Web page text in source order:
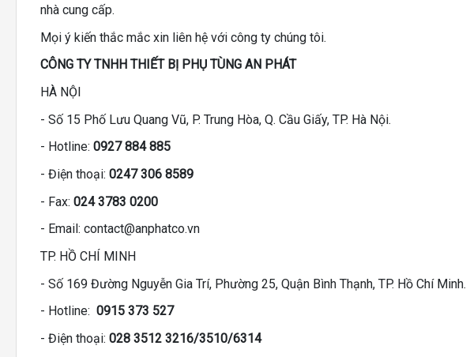
nhà cung cấp.
Mọi ý kiến thắc mắc xin liên hệ với công ty chúng tôi.
CÔNG TY TNHH THIẾT BỊ PHỤ TÙNG AN PHÁT
HÀ NỘI
- Số 15 Phố Lưu Quang Vũ, P. Trung Hòa, Q. Cầu Giấy, TP. Hà Nội.
- Hotline: 0927 884 885
- Điện thoại: 0247 306 8589
- Fax: 024 3783 0200
- Email: contact@anphatco.vn
TP. HỒ CHÍ MINH
- Số 169 Đường Nguyễn Gia Trí, Phường 25, Quận Bình Thạnh, TP. Hồ Chí Minh.
- Hotline: 0915 373 527
- Điện thoại: 028 3512 3216/3510/6314